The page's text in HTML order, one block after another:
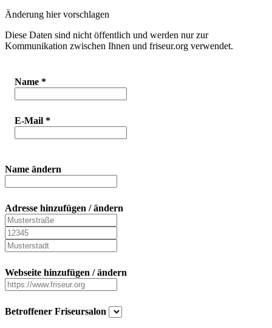
Änderung hier vorschlagen
Diese Daten sind nicht öffentlich und werden nur zur
Kommunikation zwischen Ihnen und friseur.org verwendet.
Name *
E-Mail *
Name ändern
Adresse hinzufügen / ändern
Webseite hinzufügen / ändern
Betroffener Friseursalon